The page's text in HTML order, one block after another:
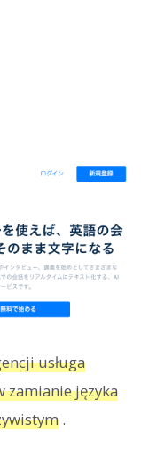
usługa
zamianie języka
.